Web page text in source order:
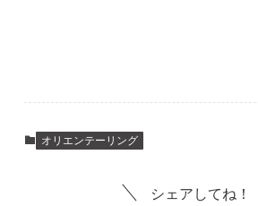
オリエンテーリング
シェアしてね！